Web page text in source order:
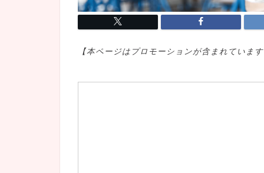
【本ページはプロモ ーションが含まれていま